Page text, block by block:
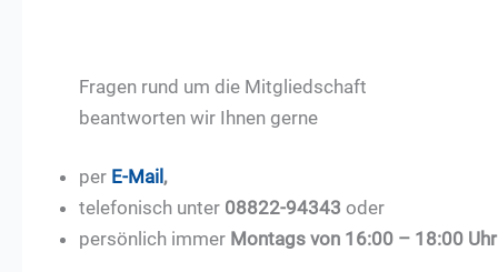
Fragen rund um die Mitgliedschaft
beantworten wir Ihnen gerne
per E-Mail,
telefonisch unter 08822-94343 oder
persönlich immer Montags von 16:00 – 18:00 Uhr